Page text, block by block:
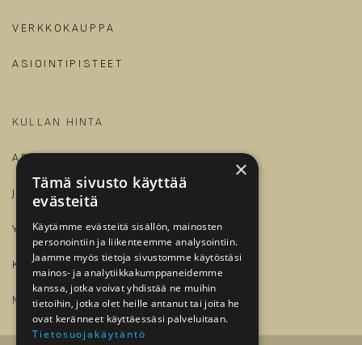
VERKKOKAUPPA
ASIOINTIPISTEET
KULLAN HINTA
ARTIKKELIT JA OPPAAT
JALONOM
YRITYKSILLE
KIRJAUDU
MEILLE TÖIHIN?​
×
Tämä sivusto käyttää
evästeitä
Käytämme evästeitä sisällön, mainosten
personointiin ja liikenteemme analysointiin.
Jaamme myös tietoja sivustomme käytöstäsi
mainos- ja analytiikkakumppaneidemme
kanssa, jotka voivat yhdistää ne muihin
tietoihin, jotka olet heille antanut tai joita he
ovat keränneet käyttäessäsi palveluitaan.
Tietosuojakäytäntö